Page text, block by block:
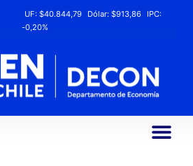
UF:$40.844,79 Dólar:$913,86
IPC:
-0,20%